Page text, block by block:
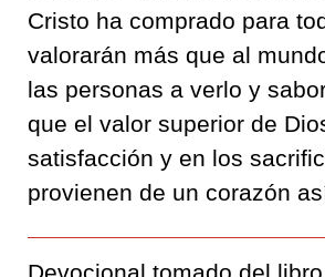
Cristo ha comprado para
valorarán más que al
las personas a verlo y
que el valor superior de
satisfacción y en los
provienen de un corazón
Devocional tomado del libro